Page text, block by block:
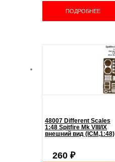
ПОДРОБНЕЕ
48007 Different Scales
1:48 Spitfire Mk VIII/IX
внешний вид (ICM,1:48)
260 ₽